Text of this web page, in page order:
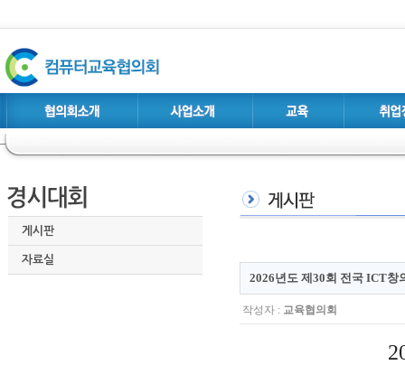
게시판
자료실
2026년도 제30회 전국 ICT창
작성자 : 교육협의회